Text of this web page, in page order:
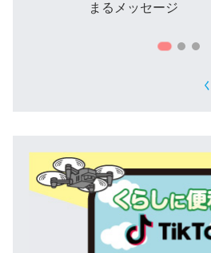
まるメッセージ